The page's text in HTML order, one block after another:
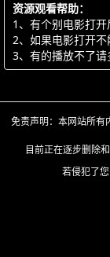
资源观看帮助：
1、有个别电影打开
2、如果电影打开不
3、有的播放不了请
免责声明：本网站所有
目前正在逐步删除
若侵犯了